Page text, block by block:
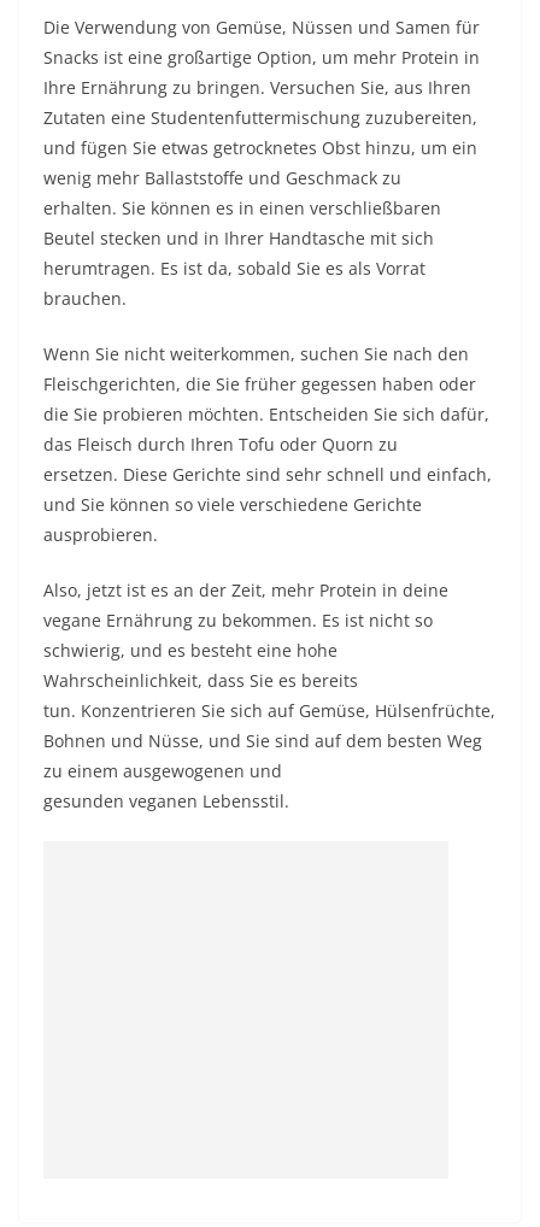
Die Verwendung von Gemüse, Nüssen und Samen für
Snacks ist eine großartige Option, um mehr Protein in
Ihre Ernährung zu bringen. Versuchen Sie, aus Ihren
Zutaten eine Studentenfuttermischung zuzubereiten,
und fügen Sie etwas getrocknetes Obst hinzu, um ein
wenig mehr Ballaststoffe und Geschmack zu
erhalten. Sie können es in einen verschließbaren
Beutel stecken und in Ihrer Handtasche mit sich
herumtragen. Es ist da, sobald Sie es als Vorrat
brauchen.
Wenn Sie nicht weiterkommen, suchen Sie nach den
Fleischgerichten, die Sie früher gegessen haben oder
die Sie probieren möchten. Entscheiden Sie sich dafür,
das Fleisch durch Ihren Tofu oder Quorn zu
ersetzen. Diese Gerichte sind sehr schnell und einfach,
und Sie können so viele verschiedene Gerichte
ausprobieren.
Also, jetzt ist es an der Zeit, mehr Protein in deine
vegane Ernährung zu bekommen. Es ist nicht so
schwierig, und es besteht eine hohe
Wahrscheinlichkeit, dass Sie es bereits
tun. Konzentrieren Sie sich auf Gemüse, Hülsenfrüchte,
Bohnen und Nüsse, und Sie sind auf dem besten Weg
zu einem ausgewogenen und
gesunden veganen Lebensstil.